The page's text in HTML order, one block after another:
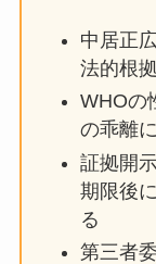
中居正
法的根
WHOの
の乖離
証拠開
期限後
る
第三者